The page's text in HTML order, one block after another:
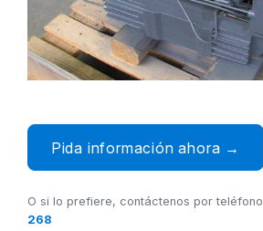
Pida información ahora →
O si lo prefiere, contáctenos por
268